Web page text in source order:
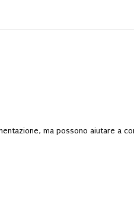
ma possono aiutare a